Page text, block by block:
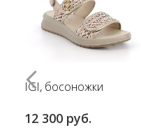
IGI, босоножки
12 300 руб.